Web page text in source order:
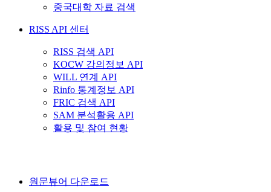
중국대학 자료 검색
RISS API 센터
RISS 검색 API
KOCW 강의정보 API
WILL 연계 API
Rinfo 통계정보 API
FRIC 검색 API
SAM 분석활용 API
활용 및 참여 현황
원문뷰어 다운로드